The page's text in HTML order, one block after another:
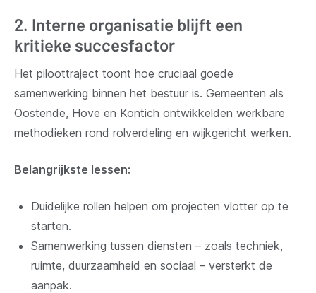
2. Interne organisatie blijft een
kritieke succesfactor
Het piloottraject toont hoe cruciaal goede
samenwerking binnen het bestuur is. Gemeenten als
Oostende, Hove en Kontich ontwikkelden werkbare
methodieken rond rolverdeling en wijkgericht werken.
Belangrijkste lessen:
Duidelijke rollen helpen om projecten vlotter op te
starten.
Samenwerking tussen diensten – zoals techniek,
ruimte, duurzaamheid en sociaal – versterkt de
aanpak.